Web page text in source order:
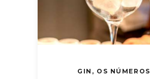
GIN, OS NÚMEROS